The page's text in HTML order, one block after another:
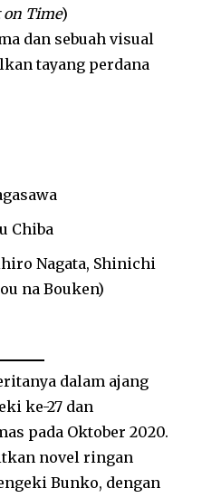
on Time)
dan sebuah visual
tayang perdana
Chiba
Nagata, Shinichi
na Bouken)
dalam ajang
ke-27 dan
pada Oktober 2020.
novel ringan
Bunko, dengan